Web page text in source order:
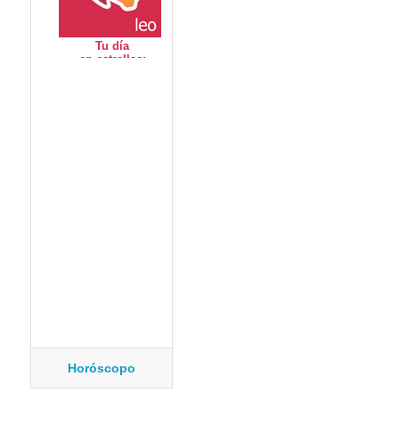
Horóscopo